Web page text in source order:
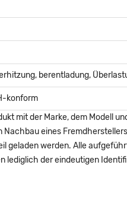
berentladung,
konform
mit der Marke, dem Modell
eines
geladen werden. Alle
lediglich der eindeutigen